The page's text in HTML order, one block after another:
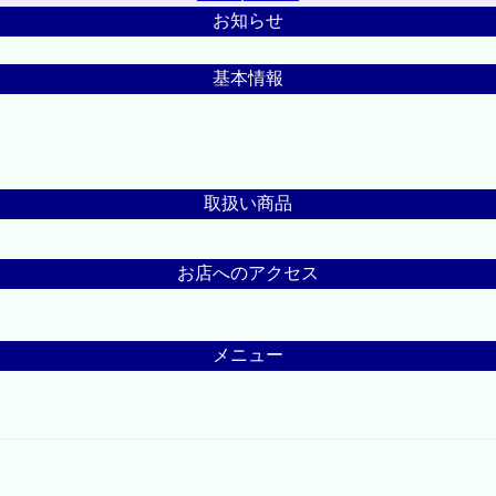
お知らせ
基本情報
取扱い商品
お店へのアクセス
メニュー